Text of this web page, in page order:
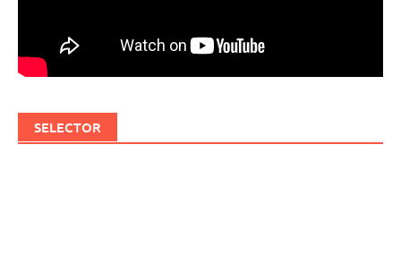
SELECTOR